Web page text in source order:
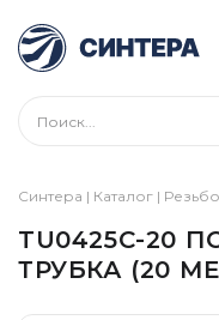
Синтера | Каталог |
TU0425C-20
ТРУБКА (20